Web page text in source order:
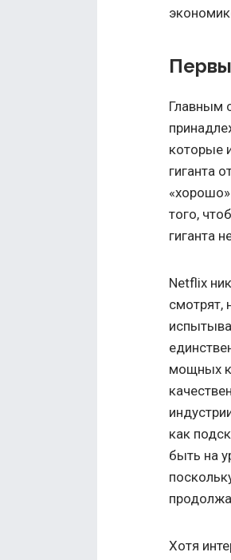
Главным
которые
гиганта
того,
гиганта
Netfliх
смотрят,
мощных
как
быть на
Хотя